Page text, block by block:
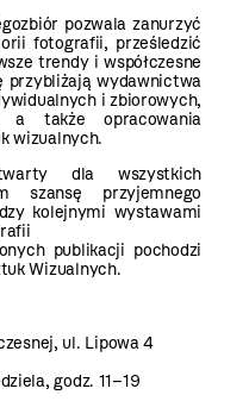
pozwala zanurzyć
fotografii, prześledzić
trendy i współczesne
przybliżają wydawnictwa
i zbiorowych,
a także opracowania
wizualnych.
dla wszystkich
szansę przyjemnego
kolejnymi wystawami
publikacji pochodzi
Wizualnych.
ul. Lipowa 4
godz. 11–19